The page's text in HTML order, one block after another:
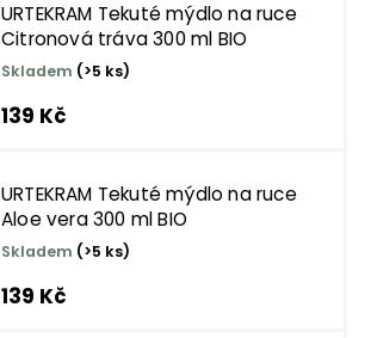
URTEKRAM Tekuté mýdlo na ruce
Citronová tráva 300 ml BIO
Skladem (>5 ks)
139 Kč
URTEKRAM Tekuté mýdlo na ruce
Aloe vera 300 ml BIO
Skladem (>5 ks)
139 Kč